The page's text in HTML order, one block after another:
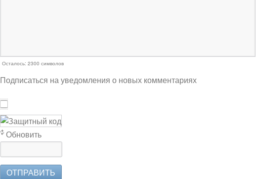
Осталось: 2300 символов
Подписаться на уведомления о новых комментариях
Обновить
ОТПРАВИТЬ